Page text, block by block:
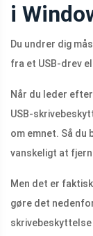
i
Du undrer dig
fra et USB-drev
Når du leder
USB-
om emnet. Så
vanskeligt at
Men det er
gøre det
skrivebeskyttelse